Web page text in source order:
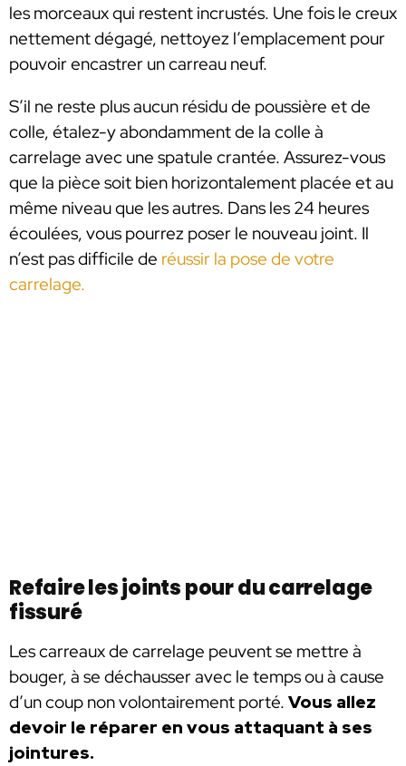
les morceaux qui restent incrustés. Une fois le creux
nettement dégagé, nettoyez l’emplacement pour
pouvoir encastrer un carreau neuf.
S’il ne reste plus aucun résidu de poussière et de
colle, étalez-y abondamment de la colle à
carrelage avec une spatule crantée. Assurez-vous
que la pièce soit bien horizontalement placée et au
même niveau que les autres. Dans les 24 heures
écoulées, vous pourrez poser le nouveau joint. Il
n’est pas difficile de réussir la pose de votre
carrelage.
Refaire les joints pour du carrelage
fissuré
Les carreaux de carrelage peuvent se mettre à
bouger, à se déchausser avec le temps ou à cause
d’un coup non volontairement porté. Vous allez
devoir le réparer en vous attaquant à ses
jointures.